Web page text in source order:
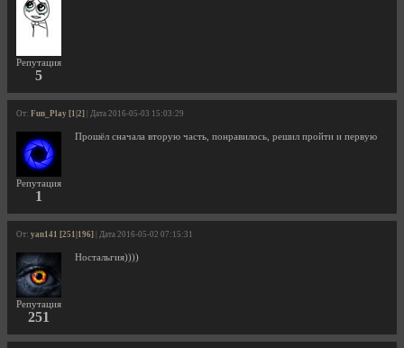
Репутация
5
От: Fun_Play [1|2] | Дата 2016-05-03 15:03:29
Репутация
1
Прошёл сначала вторую часть, понравилось, решил пройти и первую
От: yan141 [251|196] | Дата 2016-05-02 07:15:31
Репутация
251
Ностальгия))))